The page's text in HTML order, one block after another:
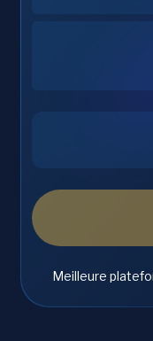
Meilleure